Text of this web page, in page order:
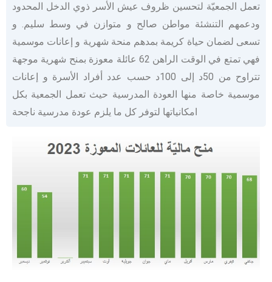
تعمل الجمعيّة لتحسين ظروف عيش الأسر ذوي الدخل المحدود
ودعمهم التنشئة مواطن صالح و متوازن في وسط سليم. و
تسعى لضمان حياة كريمة بمدهم منحة شهرية و إعانات موسمية
فهي تمتع في الوقت الراهن 62 عائلة معوزة بمنح شهرية موجهة
تتراوح من 50د إلى 100د حسب عدد أفراد الأسرة و إعانات
موسمية خاصة منها العودة المدرسية حيث تعمل الجمعية بكل
امكانياتها لتوفر كل ما يلزم عودة مدرسية ناجحة